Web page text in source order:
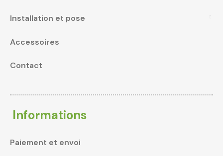
Installation et pose
Accessoires
Contact
Informations
Paiement et envoi